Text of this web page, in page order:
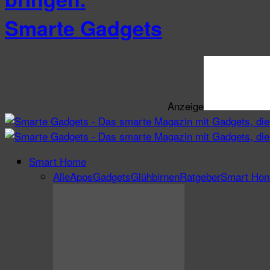
Smarte Gadgets
Anzeige
Smart Home
AlleAppsGadgetsGlühbirnenRatgeberSmart